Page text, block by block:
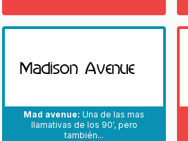
Mad avenue: Una de las mas
llamativas de los 90', pero
también...